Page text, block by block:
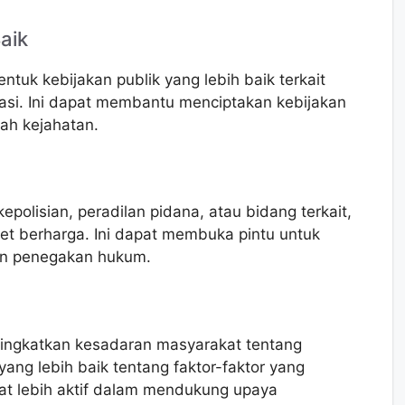
kebijakan publik yang lebih baik terkait
Ini dapat membantu menciptakan kebijakan
kejahatan.
peradilan pidana, atau bidang terkait,
berharga. Ini dapat membuka pintu untuk
penegakan hukum.
kesadaran masyarakat tentang
lebih baik tentang faktor-faktor yang
lebih aktif dalam mendukung upaya